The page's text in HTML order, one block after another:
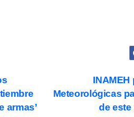
Meteorológicas
de este
armas’